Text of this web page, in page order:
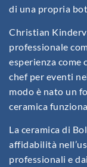
di una propria
Christian
professionale
esperienza come
chef per eventi
modo è nato un
ceramica
La ceramica di
affidabilità
professionali e